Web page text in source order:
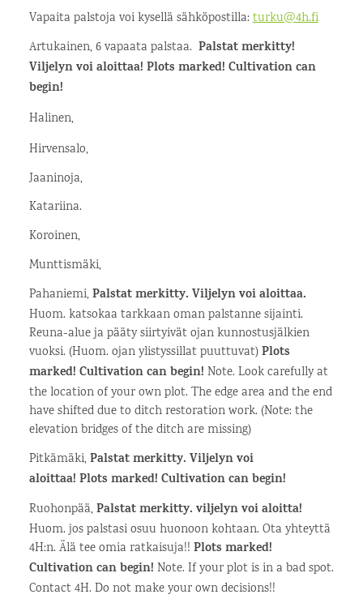
Vapaita palstoja voi kysellä sähköpostilla:turku@4h.fi
Artukainen, 6 vapaata palstaa. Palstat merkitty!
Viljelyn voi aloittaa! Plots marked! Cultivation can
begin!
Halinen,
Hirvensalo,
Jaaninoja,
Katariina.
Koroinen,
Munttismäki,
Pahaniemi, Palstat merkitty. Viljelyn voi aloittaa.
Huom. katsokaa tarkkaan oman palstanne sijainti.
Reuna-alue ja pääty siirtyivät ojan kunnostusjälkien
vuoksi. (Huom. ojan ylistyssillat puuttuvat)Plots
marked! Cultivation can begin! Note. Look carefully at
the location of your own plot. The edge area and the end
have shifted due to ditch restoration work. (Note: the
elevation bridges of the ditch are missing)
Pitkämäki, Palstat merkitty. Viljelyn voi
aloittaa! Plots marked! Cultivation can begin!
Ruohonpää, Palstat merkitty. viljelyn voi aloitta!
Huom. jos palstasi osuu huonoon kohtaan. Ota yhteyttä
4H:n. Älä tee omia ratkaisuja!! Plots marked!
Cultivation can begin! Note. If your plot is in a bad spot.
Contact 4H. Do not make your own decisions!!